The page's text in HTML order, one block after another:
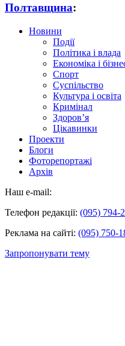
Полтавщина:
Новини
Події
Політика і влада
Економіка і
Спорт
Суспільство
Культура і освіта
Кримінал
Здоров’я
Цікавинки
Проекти
Блоги
Фоторепортажі
Архів
Наш e-mail:
Телефон редакції: (095) 794-
Реклама на сайті: (095) 750-
Запропонувати тему